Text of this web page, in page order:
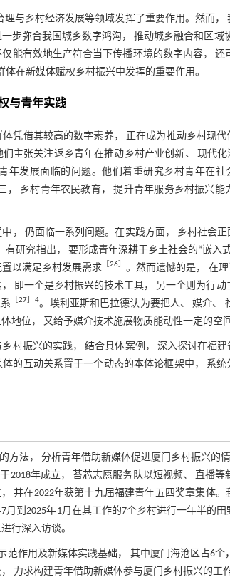
与乡村经济发展等领域发挥了重要作用。然而
步弥合我国城乡数字鸿沟， 推动城乡融合和区域
能有效地生产符合当下传播环境的数字内容，
在新媒体赋权乡村振兴中发挥的重要作用。
与青年实践
凭借其较高的数字素养， 正在成为推动乡村现
主张关注返乡青年在推动乡村产业创新、 现代
年发展面临的问题。他们着重研究乡村青年在
， 乡村青年农民教育， 提升青年服务乡村振兴
， 仍面临一系列问题。在实践方面， 乡村社会
有研究指出， 要形成青年深耕于乡土社会的“嵌
以满足乡村发展需求 ［26］ 。然而遗憾的是， 在
即一个是乡村振兴的技术工具， 另一个则为行
［27］4。埃利亚斯和巴拉德认为要把人、 媒介、
地位， 又给予媒介技术施展物质能动性一定的空间
村振兴的实践， 结合具体案例， 深入探讨在福
的互动关系置于一个动态的本体论框架中， 系
方法， 分析青年借助新媒体促进厦门乡村振兴的
2018年成立， 苔芯志愿服务队以短视频、 直播
并在2022年获第十九届福建青年五四奖章集体
月到2025年1月在其工作的7个乡村进行一年半的
行深入访谈。
范作用及新媒体实践基础， 其中厦门海沧区占6个
力求构建青年借助新媒体参与厦门乡村振兴的工